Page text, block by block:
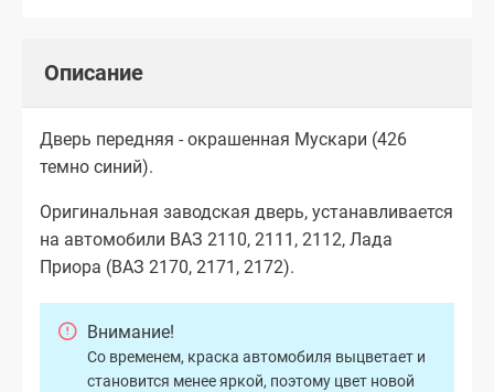
Описание
Дверь передняя - окрашенная Мускари (426
темно синий).
Оригинальная заводская дверь, устанавливается
на автомобили ВАЗ 2110, 2111, 2112, Лада
Приора (ВАЗ 2170, 2171, 2172).
Внимание!
Со временем, краска автомобиля выцветает и
становится менее яркой, поэтому цвет новой